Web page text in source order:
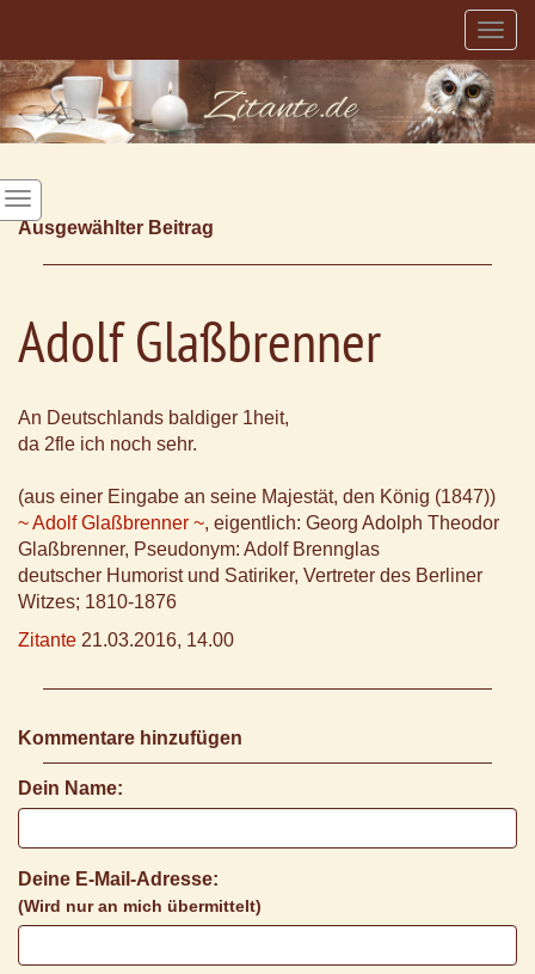
Ausgewählter Beitrag
Adolf Glaßbrenner
An Deutschlands baldiger 1heit,
da 2fle ich noch sehr.
(aus einer Eingabe an seine Majestät, den König (1847))
~ Adolf Glaßbrenner ~, eigentlich: Georg Adolph Theodor
Glaßbrenner, Pseudonym: Adolf Brennglas
deutscher Humorist und Satiriker, Vertreter des Berliner
Witzes; 1810-1876
Zitante 21.03.2016, 14.00
Kommentare hinzufügen
Dein Name:
Deine E-Mail-Adresse:
(Wird nur an mich übermittelt)